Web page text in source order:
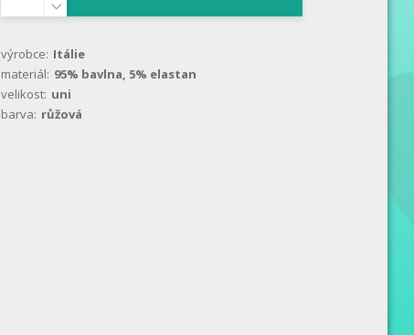
výrobce: Itálie
materiál: 95% bavlna, 5% elastan
velikost: uni
barva: růžová